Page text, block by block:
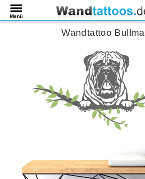
Menü
Wandtattoo